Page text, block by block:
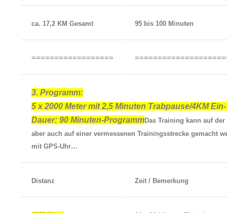
ca. 17,2 KM Gesamt 95 bis 100 Minuten
==================
3. Programm:
5 x 2000 Meter mit 2,5 Minuten Trabpause/4KM
Dauer: 90 Minuten-ProgrammDas Training kann auf der
aber auch auf einer vermessenen Trainingsstrecke gemacht
mit GPS-Uhr…
Distanz Zeit / Bemerkung